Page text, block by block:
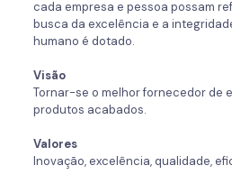
cada empresa e pessoa possam
busca da excelência e a
humano é dotado.
Visão
Tornar-se o melhor fornecedor de
produtos acabados.
Valores
Inovação, excelência, qualidade,